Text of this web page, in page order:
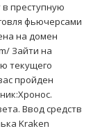
преступную
фьючерсами
на домен
Зайти на
текущего
пройден
Ввод средств
Kraken